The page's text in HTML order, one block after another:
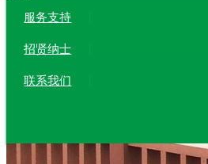
服务支持
招贤纳士
联系我们